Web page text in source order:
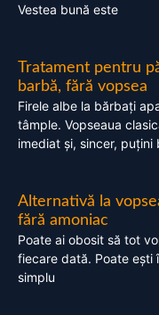
Vestea bună este
Tratament pentru
barbă, fără vopsea
Firele albe la bărbați
tâmple. Vopseaua
imediat și, sincer, puțini
Alternativă la
fără amoniac
Poate ai obosit să tot
fiecare dată. Poate ești
simplu